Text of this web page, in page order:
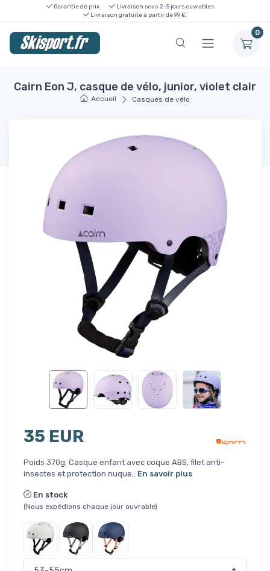
Garantie de prix
Livraison sous 2-5 jours ouvrables
Livraison gratuite à partir de 99 €.
0
Cairn Eon J, casque de vélo, junior, violet clair
Accueil Casques de vélo
35 EUR
Poids 370g. Casque enfant avec coque ABS, filet anti-
insectes et protection nuque.. En savoir plus
En stock
(Nous expédions chaque jour ouvrable)